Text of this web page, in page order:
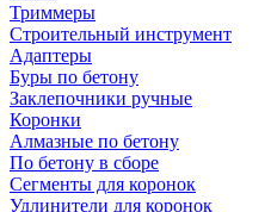
Триммеры
Строительный инструмент
Адаптеры
Буры по бетону
Заклепочники ручные
Коронки
Алмазные по бетону
По бетону в сборе
Сегменты для коронок
Удлинители для коронок